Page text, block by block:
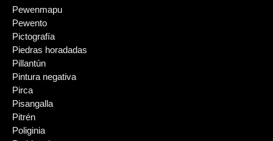
Pewenmapu
Pewento
Pictografía
Piedras horadadas
Pillantún
Pintura negativa
Pirca
Pisangalla
Pitrén
Poliginia